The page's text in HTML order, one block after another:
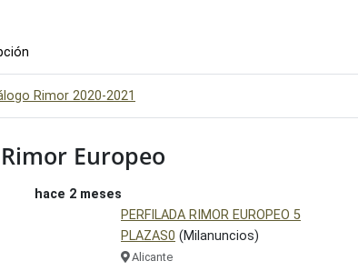
Rimor 2020-2021
Europeo
hace 2 meses
PERFILADA RIMOR EUROPEO 5
PLAZAS0 (Milanuncios)
Alicante